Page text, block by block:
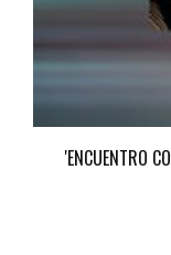
'ENCUENTRO